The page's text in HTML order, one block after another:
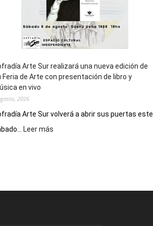
Arte Sur realizará una nueva edición de
Feria de Arte con presentación de libro y
en vivo
2026
Arte Sur volverá a abrir sus puertas este
Leer más
nueva